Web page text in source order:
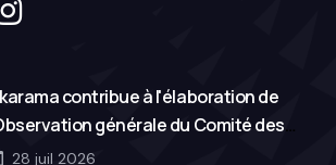
contribue à l'élaboration de
générale du Comité des
de l'homme des Nations Unies sur la
28 juil 2026